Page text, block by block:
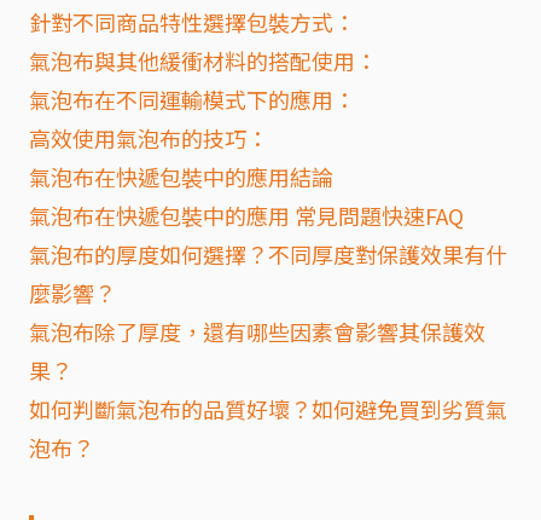
針對不同商品特性選擇包裝方式：
氣泡布與其他緩衝材料的搭配使用：
氣泡布在不同運輸模式下的應用：
高效使用氣泡布的技巧：
氣泡布在快遞包裝中的應用結論
氣泡布在快遞包裝中的應用 常見問題快速FAQ
氣泡布的厚度如何選擇？不同厚度對保護效果有什
麼影響？
氣泡布除了厚度，還有哪些因素會影響其保護效
果？
如何判斷氣泡布的品質好壞？如何避免買到劣質氣
泡布？